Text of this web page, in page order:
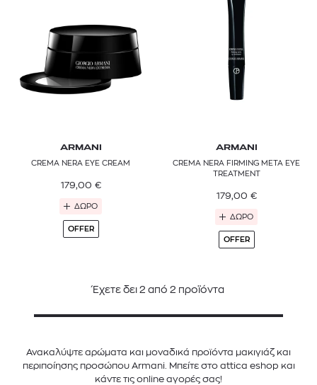
ARMANI
CREMA NERA EYE CREAM
179,00 €
ΔΩΡΟ
OFFER
ARMANI
CREMA NERA FIRMING META EYE
TREATMENT
179,00 €
ΔΩΡΟ
OFFER
Έχετε δει 2 από 2 προϊόντα
Ανακαλύψτε αρώματα και μοναδικά προϊόντα μακιγιάζ και
περιποίησης προσώπου Armani. Μπείτε στο attica eshop και
κάντε τις online αγορές σας!